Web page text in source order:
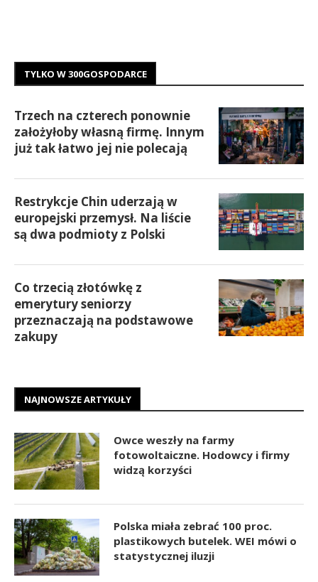
TYLKO W 300GOSPODARCE
Trzech na czterech ponownie
założyłoby własną firmę. Innym
już tak łatwo jej nie polecają
Restrykcje Chin uderzają w
europejski przemysł. Na liście
są dwa podmioty z Polski
Co trzecią złotówkę z
emerytury seniorzy
przeznaczają na podstawowe
zakupy
NAJNOWSZE ARTYKUŁY
Owce weszły na farmy
fotowoltaiczne. Hodowcy i firmy
widzą korzyści
Polska miała zebrać 100 proc.
plastikowych butelek. WEI mówi o
statystycznej iluzji